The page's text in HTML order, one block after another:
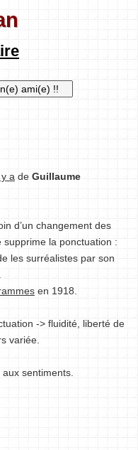
a de Guillaume
d’un changement des
supprime la ponctuation :
les surréalistes par son
en 1918.
-> fluidité, liberté de
variée.
sentiments.